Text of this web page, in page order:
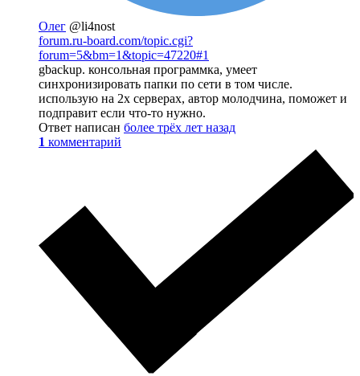
Олег @li4nost
forum.ru-board.com/topic.cgi?
forum=5&bm=1&topic=47220#1
gbackup. консольная программка, умеет
синхронизировать папки по сети в том числе.
использую на 2х серверах, автор молодчина, поможет и
подправит если что-то нужно.
Ответ написан более трёх лет назад
1 комментарий